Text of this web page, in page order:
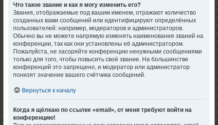
Что такое звание и как я могу изменить его?
Звания, отображаемые под вашим именем, отражают количество
созданных вами сообщений или идентифицируют определённых
пользователей: например, модераторов и администраторов.
Обычно вы не можете напрямую изменять наименования званий на
конференции, так как они установлены её администратором.
Пожалуйста, не засоряйте конференцию ненужными сообщениями
только для того, чтобы повысить своё звание. На большинстве
конференций это запрещено, и модератор или администратор
понизят значение вашего счётчика сообщений.
Вернуться к началу
Когда я щёлкаю по ссылке «email», от меня требуют войти на
конференцию!